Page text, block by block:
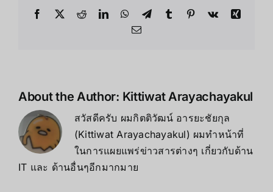
Facebook
X RedditLinkedInWhatsApp
TelegramTumblr Pinterest
Vk
Xing
Email
About the Author: Kittiwat Arayachayakul
สวัสดีครับ ผมกิตติวัฒน์ อารยะชัยกุล
(Kittiwat Arayachayakul) ผมทำหน้าที่
ในการแผยแพร่ข่าวสารต่างๆ เกี่ยวกับด้าน
IT และ ด้านอื่นๆอีกมากมาย